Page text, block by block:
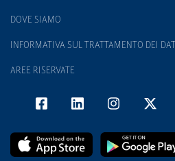
DOVE SIAMO
INFORMATIVA SUL TRATTAMENTO DEI DATI
AREE RISERVATE